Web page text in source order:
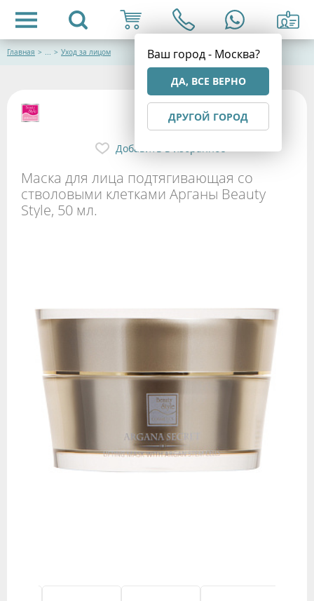
Ваш город - Москва?
ДА, ВСЕ ВЕРНО
ДРУГОЙ ГОРОД
Главная > ... > Уход за лицом
Маска для лица подтягивающая со
стволовыми клетками Арганы Beauty
Style, 50 мл.
Добавить в избранное